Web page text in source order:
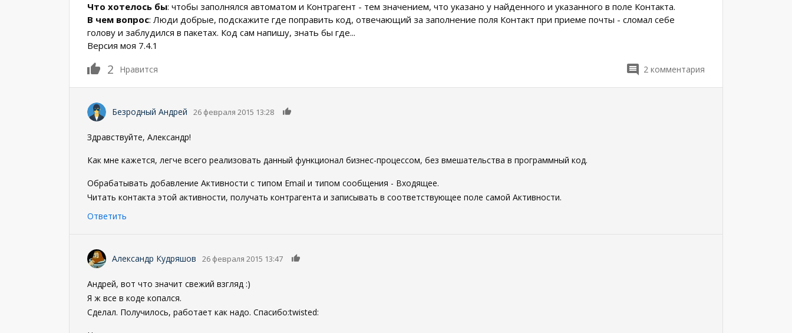
Что хотелось бы: чтобы заполнялся автоматом и Контрагент - тем значением, что указано у найденного и указанного в поле Контакта.
В чем вопрос: Люди добрые, подскажите где поправить код, отвечающий за заполнение поля Контакт при приеме почты - сломал себе
голову и заблудился в пакетах. Код сам напишу, знать бы где...
Версия моя 7.4.1
2 Нравится 2 комментария
Безродный Андрей 26 февраля 2015 13:28
Здравствуйте, Александр!
Как мне кажется, легче всего реализовать данный функционал бизнес-процессом, без вмешательства в программный код.
Обрабатывать добавление Активности с типом Email и типом сообщения - Входящее.
Читать контакта этой активности, получать контрагента и записывать в соответствующее поле самой Активности.
Ответить
Александр Кудряшов 26 февраля 2015 13:47
Андрей, вот что значит свежий взгляд :)
Я ж все в коде копался.
Сделал. Получилось, работает как надо. Спасибо:twisted: